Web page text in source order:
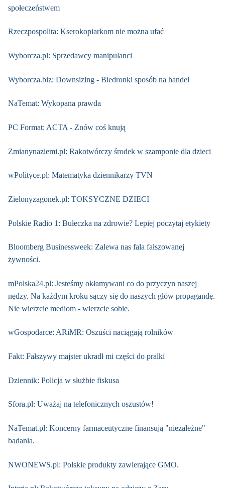
społeczeństwem
Rzeczpospolita: Kserokopiarkom nie można ufać
Wyborcza.pl: Sprzedawcy manipulanci
Wyborcza.biz: Downsizing - Biedronki sposób na handel
NaTemat: Wykopana prawda
PC Format: ACTA - Znów coś knują
Zmianynaziemi.pl: Rakotwórczy środek w szamponie dla dzieci
wPolityce.pl: Matematyka dziennikarzy TVN
Zielonyzagonek.pl: TOKSYCZNE DZIECI
Polskie Radio 1: Bułeczka na zdrowie? Lepiej poczytaj etykiety
Bloomberg Businessweek: Zalewa nas fala fałszowanej
żywności.
mPolska24.pl: Jesteśmy okłamywani co do przyczyn naszej
nędzy. Na każdym kroku sączy się do naszych głów propagandę.
Nie wierzcie mediom - wierzcie sobie.
wGospodarce: ARiMR: Oszuści naciągają rolników
Fakt: Fałszywy majster ukradł mi części do pralki
Dziennik: Policja w służbie fiskusa
Sfora.pl: Uważaj na telefonicznych oszustów!
NaTemat.pl: Koncerny farmaceutyczne finansują "niezależne"
badania.
NWONEWS.pl: Polskie produkty zawierające GMO.